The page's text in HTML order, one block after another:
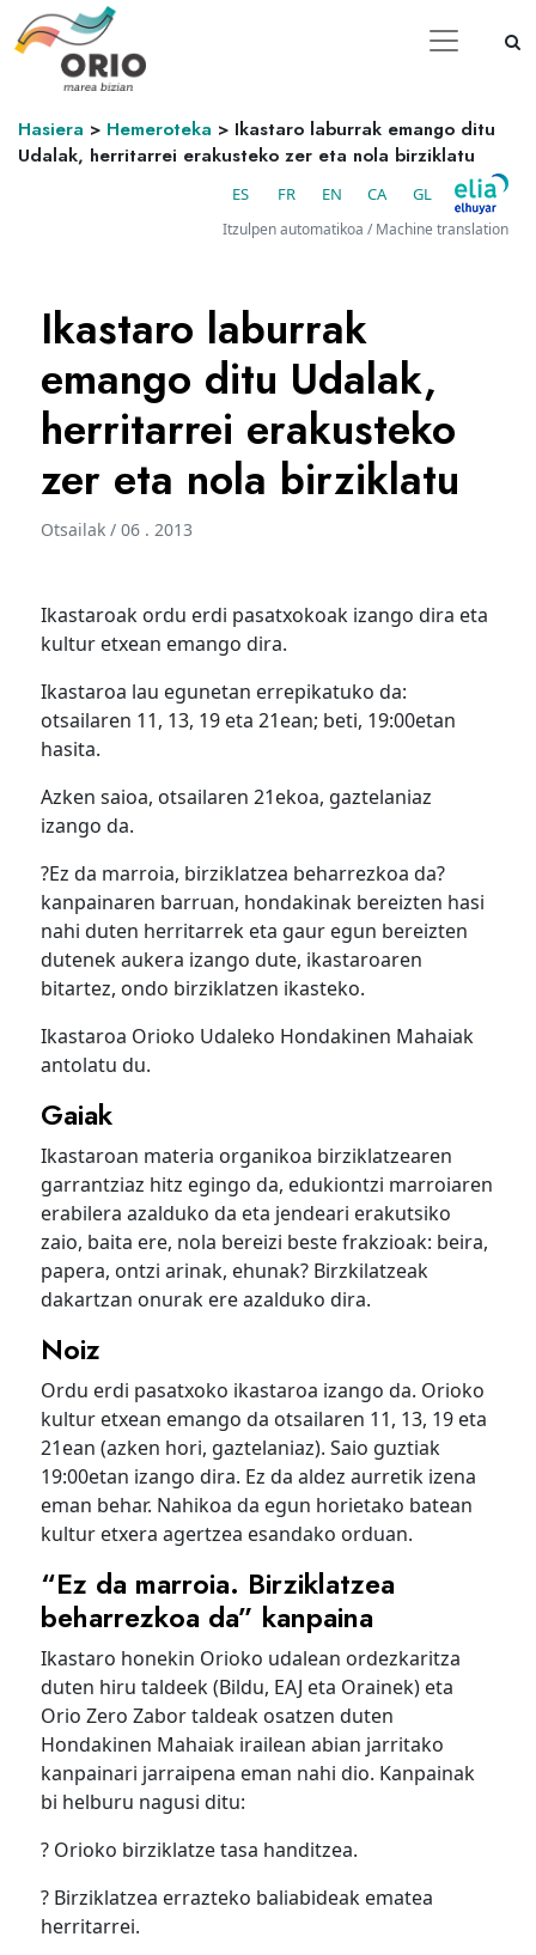
Hasiera > Hemeroteka > Ikastaro laburrak emango ditu
Udalak, herritarrei erakusteko zer eta nola birziklatu
ES FR EN CA GL
Itzulpen automatikoa / Machine translation
Ikastaro laburrak
emango ditu Udalak,
herritarrei erakusteko
zer eta nola birziklatu
Otsailak / 06 . 2013
Ikastaroak ordu erdi pasatxokoak izango dira eta
kultur etxean emango dira.
Ikastaroa lau egunetan errepikatuko da:
otsailaren 11, 13, 19 eta 21ean; beti, 19:00etan
hasita.
Azken saioa, otsailaren 21ekoa, gaztelaniaz
izango da.
?Ez da marroia, birziklatzea beharrezkoa da?
kanpainaren barruan, hondakinak bereizten hasi
nahi duten herritarrek eta gaur egun bereizten
dutenek aukera izango dute, ikastaroaren
bitartez, ondo birziklatzen ikasteko.
Ikastaroa Orioko Udaleko Hondakinen Mahaiak
antolatu du.
Gaiak
Ikastaroan materia organikoa birziklatzearen
garrantziaz hitz egingo da, edukiontzi marroiaren
erabilera azalduko da eta jendeari erakutsiko
zaio, baita ere, nola bereizi beste frakzioak: beira,
papera, ontzi arinak, ehunak? Birzkilatzeak
dakartzan onurak ere azalduko dira.
Noiz
Ordu erdi pasatxoko ikastaroa izango da. Orioko
kultur etxean emango da otsailaren 11, 13, 19 eta
21ean (azken hori, gaztelaniaz). Saio guztiak
19:00etan izango dira. Ez da aldez aurretik izena
eman behar. Nahikoa da egun horietako batean
kultur etxera agertzea esandako orduan.
“Ez da marroia. Birziklatzea
beharrezkoa da” kanpaina
Ikastaro honekin Orioko udalean ordezkaritza
duten hiru taldeek (Bildu, EAJ eta Orainek) eta
Orio Zero Zabor taldeak osatzen duten
Hondakinen Mahaiak irailean abian jarritako
kanpainari jarraipena eman nahi dio. Kanpainak
bi helburu nagusi ditu:
? Orioko birziklatze tasa handitzea.
? Birziklatzea errazteko baliabideak ematea
herritarrei.